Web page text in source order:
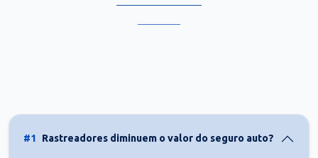
#1 Rastreadores diminuem o valor do seguro auto?